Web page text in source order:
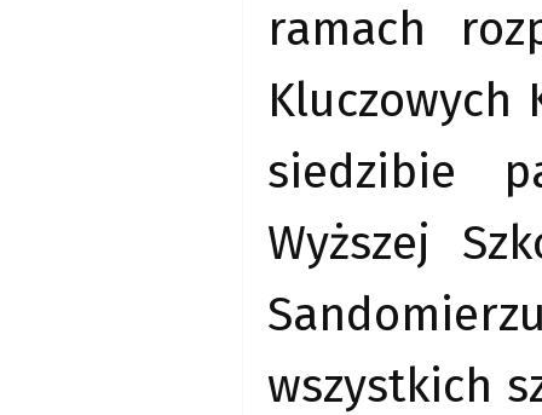
ramach
Kluczowych
siedzibie
Wyższej
wszystkich